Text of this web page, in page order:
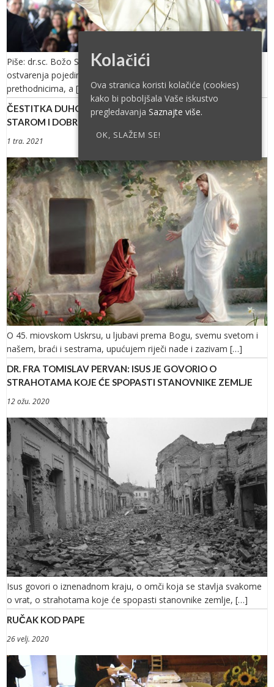
Piše: dr.sc. Božo Skoko Kako bismo mogli procjenjivati dosege i
ostvarenja pojedinih papa, obično ih uspoređujemo s njihovim
prethodnicima, a […]
ČESTITKA DUHOVNIKA HKZ-a “MI”: SVE MIRIŠE PO
STAROM I DOBROM KRŠĆANSTVU
1 tra. 2021
O 45. miovskom Uskrsu, u ljubavi prema Bogu, svemu svetom i
našem, braći i sestrama, upućujem riječi nade i zazivam […]
DR. FRA TOMISLAV PERVAN: ISUS JE GOVORIO O
STRAHOTAMA KOJE ĆE SPOPASTI STANOVNIKE ZEMLJE
12 ožu. 2020
Isus govori o iznenadnom kraju, o omči koja se stavlja svakome
o vrat, o strahotama koje će spopasti stanovnike zemlje, […]
RUČAK KOD PAPE
26 velj. 2020
Kolačići
Ova stranica koristi kolačiće (cookies)
kako bi poboljšala Vaše iskustvo
pregledavanja Saznajte više.
OK, SLAŽEM SE!